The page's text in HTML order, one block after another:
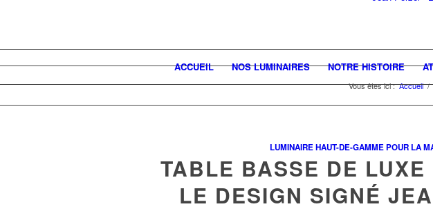
ACCUEIL NOS LUMINAIRES NOTRE HISTOIRE
Vous êtes ici : Accueil /
LUMINAIRE HAUT-DE-GAMME POUR LA
TABLE BASSE DE LUXE
LE DESIGN SIGNÉ